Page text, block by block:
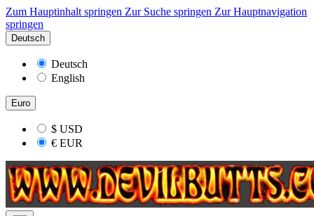
Zum Hauptinhalt springen Zur Suche springen Zur Hauptnavigation
springen
Deutsch
Deutsch
English
Euro
$ USD
€ EUR